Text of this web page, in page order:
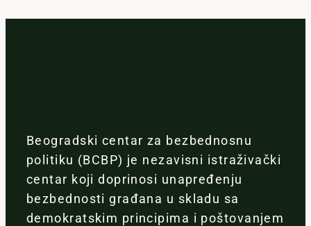
Beogradski centar za bezbednosnu
politiku (BCBP) je nezavisni istraživački
centar koji doprinosi unapređenju
bezbednosti građana u skladu sa
demokratskim principima i poštovanjem